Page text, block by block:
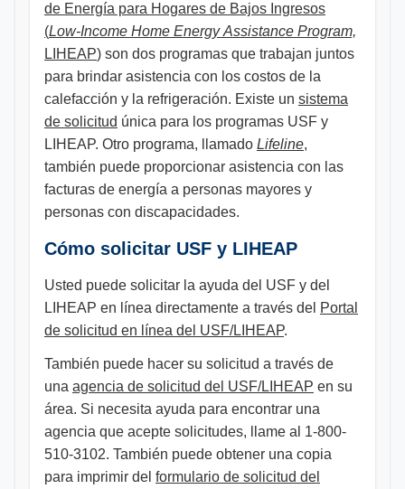
de Energía para Hogares de Bajos Ingresos
(Low-Income Home Energy Assistance Program,
LIHEAP) son dos programas que trabajan juntos
para brindar asistencia con los costos de la
calefacción y la refrigeración. Existe un sistema
de solicitud única para los programas USF y
LIHEAP. Otro programa, llamado Lifeline,
también puede proporcionar asistencia con las
facturas de energía a personas mayores y
personas con discapacidades.
Cómo solicitar USF y LIHEAP
Usted puede solicitar la ayuda del USF y del
LIHEAP en línea directamente a través del Portal
de solicitud en línea del USF/LIHEAP.
También puede hacer su solicitud a través de
una agencia de solicitud del USF/LIHEAP en su
área. Si necesita ayuda para encontrar una
agencia que acepte solicitudes, llame al 1-800-
510-3102. También puede obtener una copia
para imprimir del formulario de solicitud del